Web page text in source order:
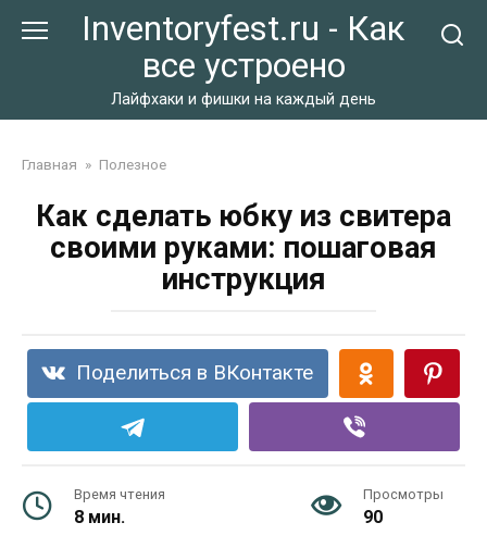
Inventoryfest.ru - Как
все устроено
Лайфхаки и фишки на каждый день
Главная » Полезное
Как сделать юбку из свитера
своими руками: пошаговая
инструкция
Поделиться в ВКонтакте
Время чтения
8 мин.
Просмотры
90